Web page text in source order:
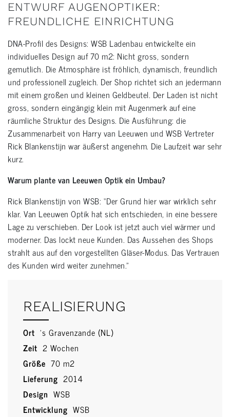
ENTWURF AUGENOPTIKER:
FREUNDLICHE EINRICHTUNG
DNA-Profil des Designs: WSB Ladenbau entwickelte ein
individuelles Design auf 70 m2: Nicht gross, sondern
gemutlich. Die Atmosphäre ist fröhlich, dynamisch, freundlich
und professionell zugleich. Der Shop richtet sich an jedermann
mit einem großen und kleinen Geldbeutel. Der Laden ist nicht
gross, sondern eingängig klein mit Augenmerk auf eine
räumliche Struktur des Designs. Die Ausführung: die
Zusammenarbeit von Harry van Leeuwen und WSB Vertreter
Rick Blankenstijn war äußerst angenehm. Die Laufzeit war sehr
kurz.
Warum plante van Leeuwen Optik ein Umbau?
Rick Blankenstijn von WSB: “Der Grund hier war wirklich sehr
klar. Van Leeuwen Optik hat sich entschieden, in eine bessere
Lage zu verschieben. Der Look ist jetzt auch viel wärmer und
moderner. Das lockt neue Kunden. Das Aussehen des Shops
strahlt aus auf den vorgestellten Gläser-Modus. Das Vertrauen
des Kunden wird weiter zunehmen.”
REALISIERUNG
Ort 's Gravenzande (NL)
Zeit 2 Wochen
Größe 70 m2
Lieferung 2014
Design WSB
Entwicklung WSB